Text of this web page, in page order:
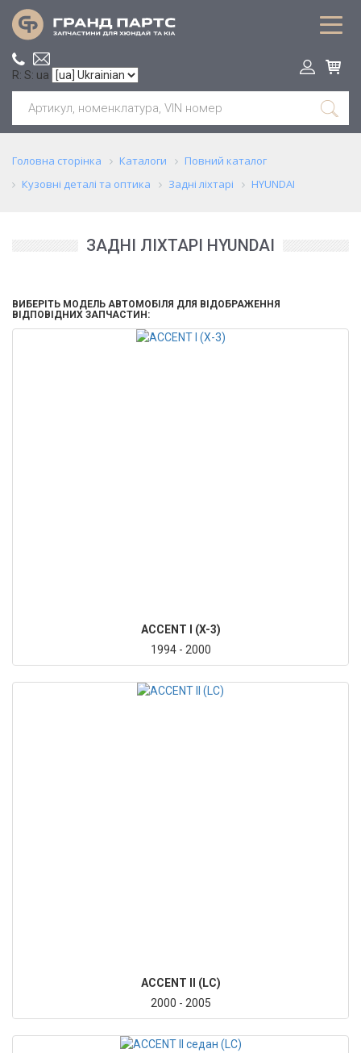
R: S: ua
Головна сторінка Каталоги
Повний каталог
Кузовні деталі та оптика
Задні ліхтарі HYUNDAI
ЗАДНІ ЛІХТАРІ HYUNDAI
ВИБЕРІТЬ МОДЕЛЬ АВТОМОБІЛЯ ДЛЯ ВІДОБРАЖЕННЯ
ВІДПОВІДНИХ ЗАПЧАСТИН:
ACCENT I (X-3)
1994 - 2000
ACCENT II (LC)
2000 - 2005